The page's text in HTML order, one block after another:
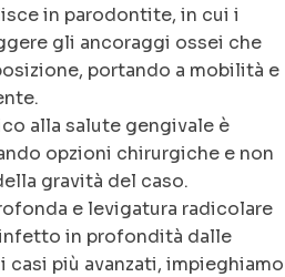
in parodontite, in cui i
gli ancoraggi ossei che
portando a mobilità e
alla salute gengivale è
opzioni chirurgiche e non
gravità del caso.
e levigatura radicolare
infetto in profondità dalle
casi più avanzati, impieghiamo